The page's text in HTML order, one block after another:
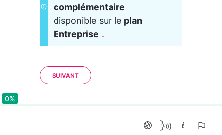
complémentaire
disponible sur le plan
Entreprise .
SUIVANT
0%